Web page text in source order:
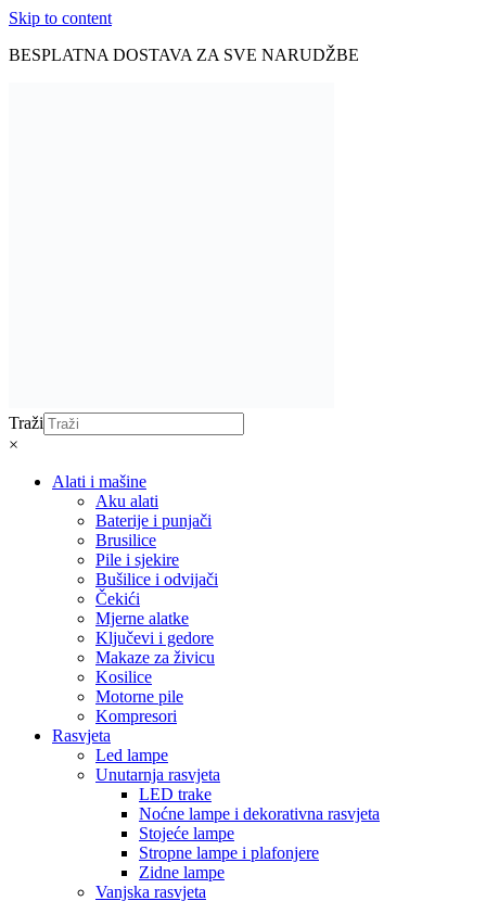
Skip to content
BESPLATNA DOSTAVA ZA SVE NARUDŽBE
Traži
×
Alati i mašine
Aku alati
Baterije i punjači
Brusilice
Pile i sjekire
Bušilice i odvijači
Čekići
Mjerne alatke
Ključevi i gedore
Makaze za živicu
Kosilice
Motorne pile
Kompresori
Rasvjeta
Led lampe
Unutarnja rasvjeta
LED trake
Noćne lampe i dekorativna rasvjeta
Stojeće lampe
Stropne lampe i plafonjere
Zidne lampe
Vanjska rasvjeta